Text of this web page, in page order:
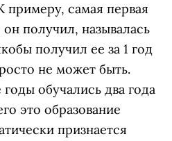
примеру, самая первая
получил, называлась
получил ее за 1 год
не может быть.
обучались два года
это образование
признается